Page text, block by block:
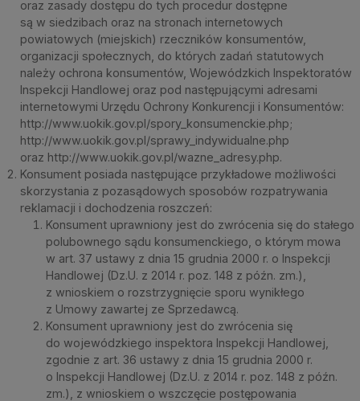
oraz zasady dostępu do tych procedur dostępne
są w siedzibach oraz na stronach internetowych
powiatowych (miejskich) rzeczników konsumentów,
organizacji społecznych, do których zadań statutowych
należy ochrona konsumentów, Wojewódzkich Inspektoratów
Inspekcji Handlowej oraz pod następującymi adresami
internetowymi Urzędu Ochrony Konkurencji i Konsumentów:
http://www.uokik.gov.pl/spory_konsumenckie.php;
http://www.uokik.gov.pl/sprawy_indywidualne.php
oraz http://www.uokik.gov.pl/wazne_adresy.php.
Konsument posiada następujące przykładowe możliwości
skorzystania z pozasądowych sposobów rozpatrywania
reklamacji i dochodzenia roszczeń:
Konsument uprawniony jest do zwrócenia się do stałego
polubownego sądu konsumenckiego, o którym mowa
w art. 37 ustawy z dnia 15 grudnia 2000 r. o Inspekcji
Handlowej (Dz.U. z 2014 r. poz. 148 z późn. zm.),
z wnioskiem o rozstrzygnięcie sporu wynikłego
z Umowy zawartej ze Sprzedawcą.
Konsument uprawniony jest do zwrócenia się
do wojewódzkiego inspektora Inspekcji Handlowej,
zgodnie z art. 36 ustawy z dnia 15 grudnia 2000 r.
o Inspekcji Handlowej (Dz.U. z 2014 r. poz. 148 z późn.
zm.), z wnioskiem o wszczęcie postępowania